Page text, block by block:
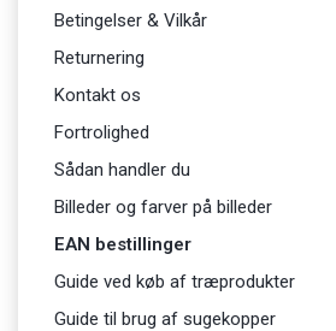
Betingelser & Vilkår
Returnering
Kontakt os
Fortrolighed
Sådan handler du
Billeder og farver på billeder
EAN bestillinger
Guide ved køb af træprodukter
Guide til brug af sugekopper